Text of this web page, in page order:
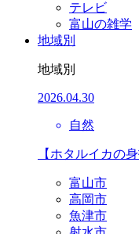
テレビ
富山の雑学
地域別
地域別
2026.04.30
自然
【ホタルイカの
富山市
高岡市
魚津市